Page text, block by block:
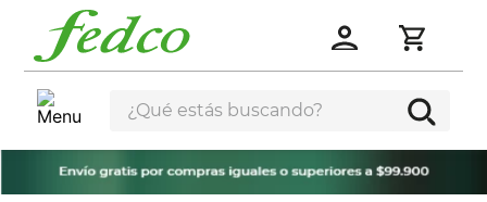
¿Qué estás buscando?